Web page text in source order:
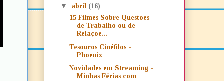
▼ abril (16)
15 Filmes Sobre Questões
de Trabalho ou de
Relaçõe...
Tesouros Cinéfilos -
Phoenix
Novidades em Streaming -
Minhas Férias com